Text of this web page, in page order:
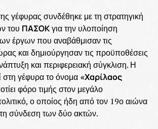
γέφυρας συνδέθηκε με τη στρατηγική
του ΠΑΣΟΚγια την υλοποίηση
έργων που αναβάθμισαν τις
και δημιούργησαν τις προϋποθέσεις
και περιφερειακή σύγκλιση. Η
στη γέφυρα το όνομα «Χαρίλαος
φόρο τιμής στον μεγάλο
ο οποίος ήδη από τον 19ο αιώνα
τη σύνδεση των δύο ακτών.